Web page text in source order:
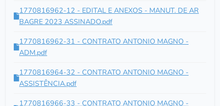
1770816962-12 - EDITAL E ANEXOS - MANUT. DE AR
BAGRE 2023 ASSINADO.pdf
1770816962-31 - CONTRATO ANTONIO MAGNO -
ADM.pdf
1770816964-32 - CONTRATO ANTONIO MAGNO -
ASSISTÊNCIA.pdf
1770816966-33 - CONTRATO ANTONIO MAGNO -